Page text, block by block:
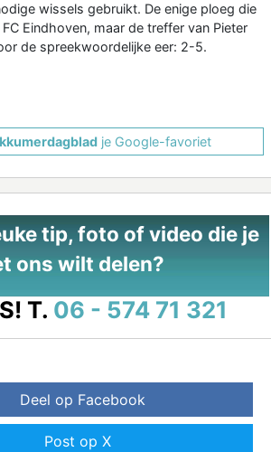
wissels gebruikt. De enige ploeg die
Eindhoven, maar de treffer van Pieter
de spreekwoordelijke eer: 2-5.
je Google-favoriet
tip, foto of video die je
ons wilt delen?
T. 06 - 574 71 321
Deel op Facebook
Post op X